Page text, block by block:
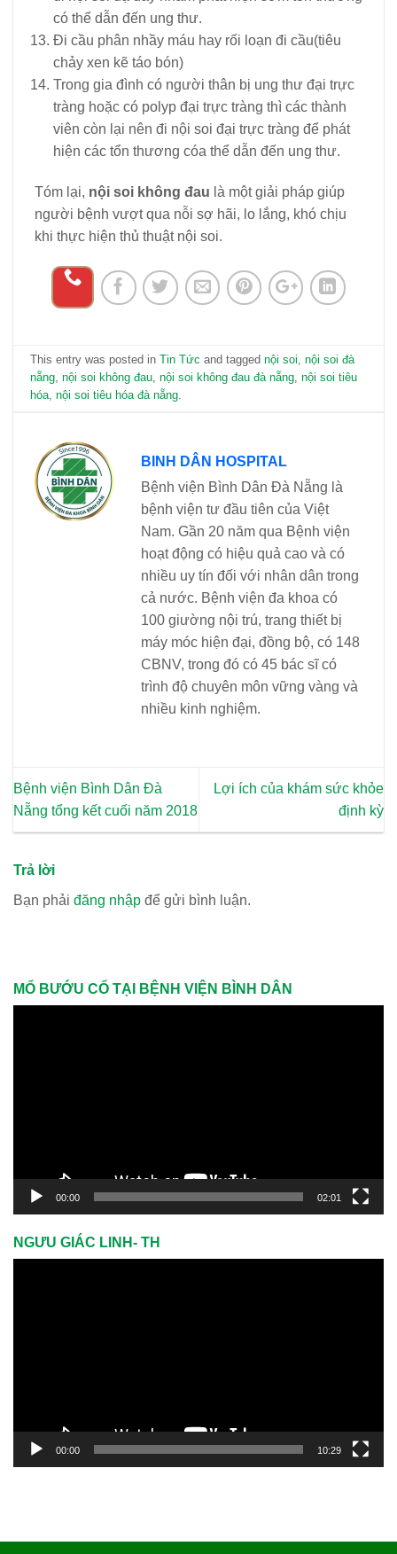
có thể dẫn đến ung thư.
Đi cầu phân nhầy máu hay rối loạn đi cầu(tiêu
chảy xen kẽ táo bón)
Trong gia đình có người thân bị ung thư đại trực
tràng hoặc có polyp đại trực tràng thì các thành
viên còn lại nên đi nội soi đại trực tràng để phát
hiện các tổn thương cóa thể dẫn đến ung thư.
Tóm lại, nội soi không đau là một giải pháp giúp
người bệnh vượt qua nỗi sợ hãi, lo lắng, khó chịu
khi thực hiện thủ thuật nội soi.
This entry was posted inTin Tức and taggednội soi,nội soi đà
nẵng,nội soi không đau,nội soi không đau đà nẵng,nội soi tiêu
hóa,nội soi tiêu hóa đà nẵng.
BINH DÂN HOSPITAL
Bệnh viện Bình Dân Đà Nẵng là
bệnh viện tư đầu tiên của Việt
Nam. Gần 20 năm qua Bệnh viện
hoạt động có hiệu quả cao và có
nhiều uy tín đối với nhân dân trong
cả nước. Bệnh viện đa khoa có
100 giường nội trú, trang thiết bị
máy móc hiện đại, đồng bộ, có 148
CBNV, trong đó có 45 bác sĩ có
trình độ chuyên môn vững vàng và
nhiều kinh nghiệm.
Bệnh viện Bình Dân Đà
Nẵng tổng kết cuối năm 2018
Lợi ích của khám sức khỏe
định kỳ
Trả lời
Bạn phải đăng nhập để gửi bình luận.
MỔ BƯỚU CỔ TẠI BỆNH VIỆN BÌNH DÂN
00:00 02:01
NGƯU GIÁC LINH- TH
00:00 10:29